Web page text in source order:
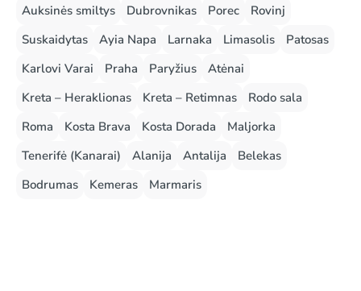
Auksinės smiltys
Dubrovnikas Porec
Rovinj
Suskaidytas
Ayia Napa Larnaka Limasolis
Patosas
Karlovi Varai
Praha Paryžius
Atėnai
Kreta – Heraklionas
Kreta – Retimnas
Rodo sala
Roma
Kosta Brava Kosta Dorada
Maljorka
Tenerifė (Kanarai)
Alanija Antalija
Belekas
Bodrumas
Kemeras Marmaris